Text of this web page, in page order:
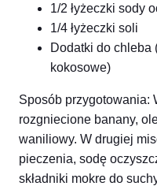
1/2 łyżeczki sody
1/4 łyżeczki soli
Dodatki do chleba
kokosowe)
Sposób przygotowania:
rozgniecione banany,
waniliowy. W drugiej
pieczenia, sodę
składniki mokre do